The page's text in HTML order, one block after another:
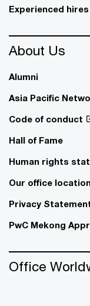
Experienced hires
About Us
Alumni
Asia Pacific
Code of conduct
Hall of Fame
Human rights
Our office
Privacy
PwC Mekong
Office